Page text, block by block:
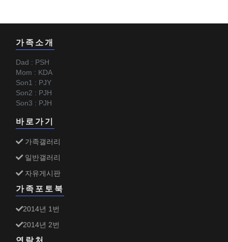
가족소개
Dad : PSH
Mom : KDA
Son1 : PJY
Son2 : PJH
Son3 : PJH
바로가기
가족갤러리
일반갤러리
자유게시판
가족포토북
2014년 1번
2014년 2번